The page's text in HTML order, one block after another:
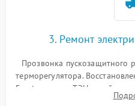
3. Ремонт
Прозвонка пускозащитного
терморегулятора.
Frost, включая ТЭН оттайки и
платы управления